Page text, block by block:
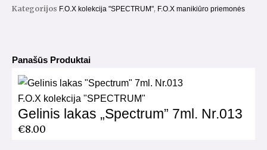
Kategorijos F.O.X kolekcija "SPECTRUM", F.O.X manikiūro priemonės
Panašūs Produktai
F.O.X kolekcija "SPECTRUM"
Gelinis lakas „Spectrum” 7ml. Nr.013
€8.00